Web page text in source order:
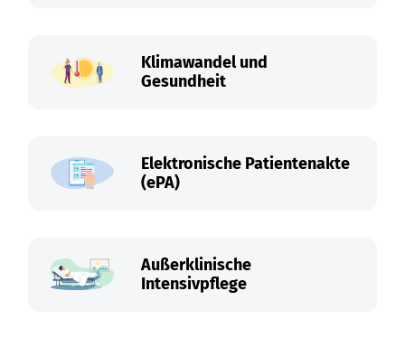
Klimawandel und
Gesundheit
Elektronische Patientenakte
(ePA)
Außerklinische
Intensivpflege